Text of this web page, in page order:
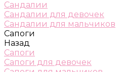
Сандалии
Сандалии для девочек
Сандалии для мальчиков
Сапоги
Назад
Сапоги
Сапоги для девочек